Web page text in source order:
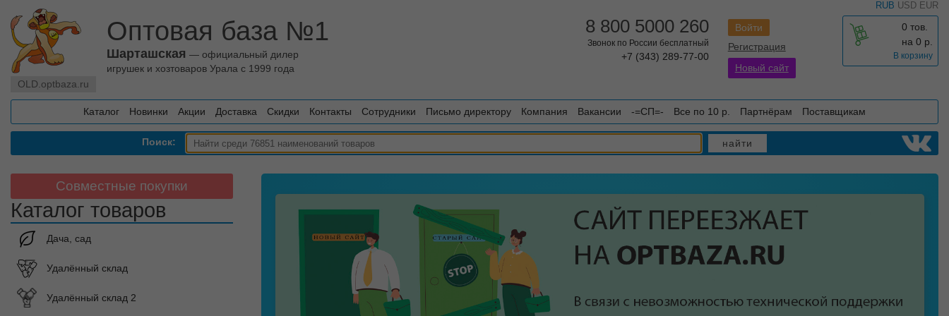
RUB USD EUR
OLD.optbaza.ru
Оптовая база №1
Шарташская — официальный дилер
игрушек и хозтоваров Урала с 1999 года
0 тов.
на 0 р.
В корзину
Войти
Регистрация
Новый сайт
8 800 5000 260
Звонок по России бесплатный
+7 (343) 289-77-00
Каталог Новинки Акции Доставка Скидки Контакты Сотрудники Письмо директору Компания Вакансии -=СП=- Все по 10 р. Партнёрам Поставщикам
Поиск: найти
Совместные покупки
Каталог товаров
Дача, сад
Удалённый склад
Удалённый склад 2